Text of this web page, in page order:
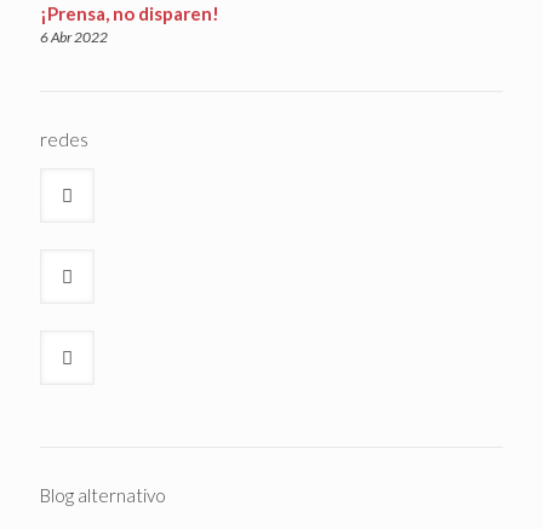
¡Prensa, no disparen!
6 Abr 2022
redes
Blog alternativo